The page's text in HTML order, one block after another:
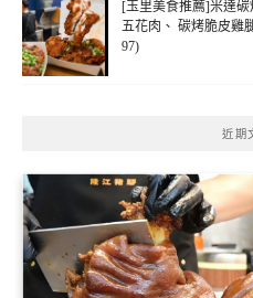
[玉里美食推薦]米達
五花肉、 碳烤脆皮雞
97)
近期